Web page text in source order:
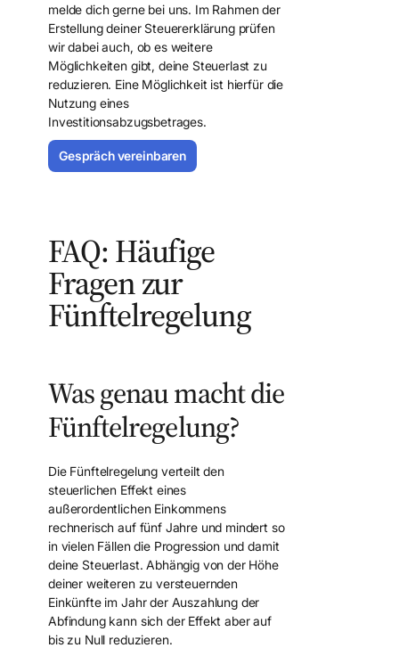
melde dich gerne bei uns. Im Rahmen der
Erstellung deiner Steuererklärung prüfen
wir dabei auch, ob es weitere
Möglichkeiten gibt, deine Steuerlast zu
reduzieren. Eine Möglichkeit ist hierfür die
Nutzung eines
Investitionsabzugsbetrages.
Gespräch vereinbaren
Mandant werden
FAQ: Häufige
Fragen zur
Fünftelregelung
Was genau macht die
Fünftelregelung?
Die Fünftelregelung verteilt den
steuerlichen Effekt eines
außerordentlichen Einkommens
rechnerisch auf fünf Jahre und mindert so
in vielen Fällen die Progression und damit
deine Steuerlast. Abhängig von der Höhe
deiner weiteren zu versteuernden
Einkünfte im Jahr der Auszahlung der
Abfindung kann sich der Effekt aber auf
bis zu Null reduzieren.